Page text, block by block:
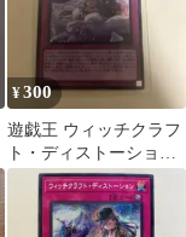
¥300
遊戯王 ウィッチクラフ
ト・ディストーション
スーパー RV01-JP029